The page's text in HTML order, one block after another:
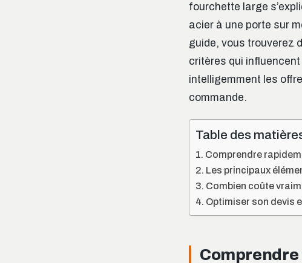
fourchette large
acier à une porte sur
guide, vous trouverez
critères qui
intelligemment les
commande.
Table des
Comprendre
Les principaux
Combien coûte
Optimiser son devis
Comprendre